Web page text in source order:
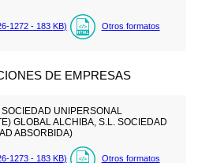
1272 - 183 KB) Otros formatos
DE EMPRESAS
UNIPERSONAL
GLOBAL ALCHIBA, S.L. SOCIEDAD
ABSORBIDA)
1273 - 183 KB) Otros formatos